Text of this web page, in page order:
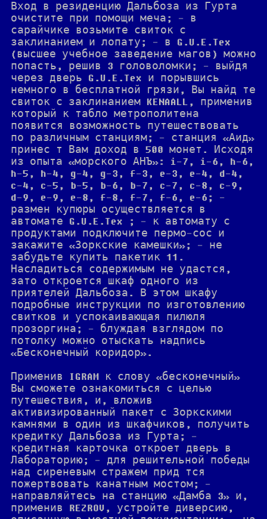
Вход в резиденцию Дальбоза из Гурта
очистите при помощи меча; - в
сарайчике возьмите свиток с
заклинанием и лопату; - в G.U.E.Tex
(высшее учебное заведение магов) можно
попасть, решив 3 головоломки; - выйдя
через дверь G.U.E.Tex и порывшись
немного в бесплатной грязи, Вы найд те
свиток с заклинанием KENAALL, применив
который к табло метрополитена
появится возможность путешествовать
по различным станциям; - станция «Аид»
принес т Вам доход в 500 монет. Исходя
из опыта «морского АНЪ»: i-7, i-6, h-6,
h-5, h-4, g-4, g-3, f-3, e-3, e-4, d-4,
c-4, c-5, b-5, b-6, b-7, c-7, c-8, c-9,
d-9, e-9, e-8, f-8, f-7, f-6, e-6; -
размен купюры осуществляется в
автомате G.U.E.Tex ; - к автомату с
продуктами подключите пермо-сос и
закажите «Зоркские камешки»; - не
забудьте купить пакетик 11.
Насладиться содержимым не удастся,
зато откроется шкаф одного из
приятелей Дальбоза. В этом шкафу
подробные инструкции по изготовлению
свитков и успокаивающая пилюля
прозоргина; - блуждая взглядом по
потолку можно отыскать надпись
«Бесконечный коридор».
Применив IGRAM к слову «бесконечный»
Вы сможете ознакомиться с целью
путешествия, и, вложив
активизированный пакет с Зоркскими
камнями в один из шкафчиков, получить
кредитку Дальбоза из Гурта; -
кредитная карточка откроет дверь в
Лабораторию; - для решительной победы
над сиреневым стражем прид тся
пожертвовать канатным мостом; -
направляйтесь на станцию «Дамба 3» и,
применив REZROV, устройте диверсию,